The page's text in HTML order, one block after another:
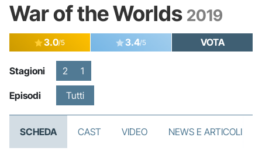
War of the Worlds 2019
3.0/5 3.4/5 VOTA
Stagioni 2 1
Episodi Tutti
SCHEDA CAST VIDEO NEWS E ARTICOLI